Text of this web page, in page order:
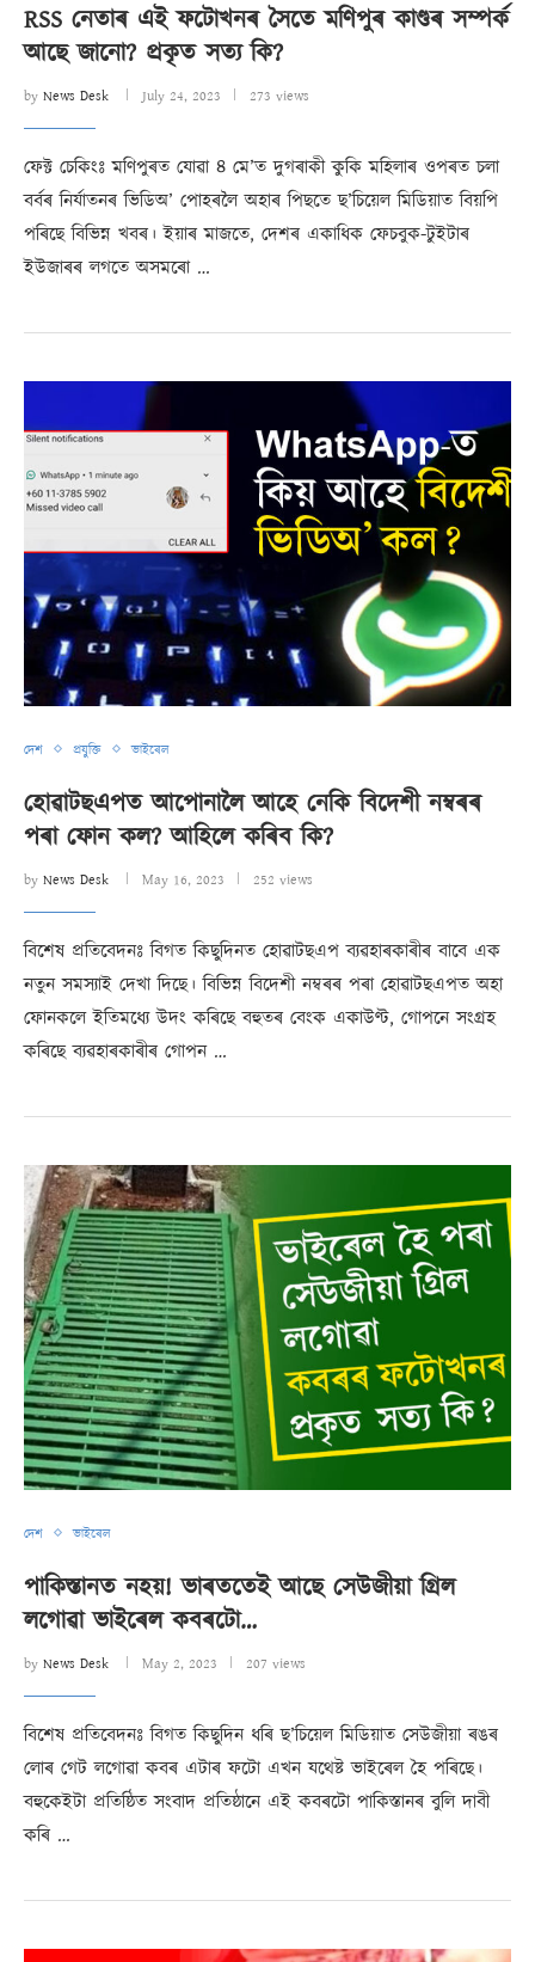
RSS নেতাৰ এই ফটোখনৰ সৈতে মণিপুৰ কাণ্ডৰ সম্পৰ্ক
আছে জানো? প্ৰকৃত সত্য কি?
by News Desk July 24, 2023 273 views
ফেক্ট চেকিংঃ মণিপুৰত যোৱা ৪ মে’ত দুগৰাকী কুকি মহিলাৰ ওপৰত চলা
বৰ্বৰ নিৰ্যাতনৰ ভিডিঅ’ পোহৰলৈ অহাৰ পিছতে ছ’চিয়েল মিডিয়াত বিয়পি
পৰিছে বিভিন্ন খবৰ। ইয়াৰ মাজতে, দেশৰ একাধিক ফেচবুক-টুইটাৰ
ইউজাৰৰ লগতে অসমৰো …
দেশ প্ৰযুক্তি ভাইৰেল
হোৱাটছএপত আপোনালৈ আহে নেকি বিদেশী নম্বৰৰ
পৰা ফোন কল? আহিলে কৰিব কি?
by News Desk May 16, 2023 252 views
বিশেষ প্ৰতিবেদনঃ বিগত কিছুদিনত হোৱাটছএপ ব্যৱহাৰকাৰীৰ বাবে এক
নতুন সমস্যাই দেখা দিছে। বিভিন্ন বিদেশী নম্বৰৰ পৰা হোৱাটছএপত অহা
ফোনকলে ইতিমধ্যে উদং কৰিছে বহুতৰ বেংক একাউণ্ট, গোপনে সংগ্ৰহ
কৰিছে ব্যৱহাৰকাৰীৰ গোপন …
দেশ ভাইৰেল
পাকিস্তানত নহয়! ভাৰততেই আছে সেউজীয়া গ্ৰিল
লগোৱা ভাইৰেল কবৰটো…
by News Desk May 2, 2023 207 views
বিশেষ প্ৰতিবেদনঃ বিগত কিছুদিন ধৰি ছ’চিয়েল মিডিয়াত সেউজীয়া ৰঙৰ
লোৰ গেট লগোৱা কবৰ এটাৰ ফটো এখন যথেষ্ট ভাইৰেল হৈ পৰিছে।
বহুকেইটা প্ৰতিষ্ঠিত সংবাদ প্ৰতিষ্ঠানে এই কবৰটো পাকিস্তানৰ বুলি দাবী
কৰি …